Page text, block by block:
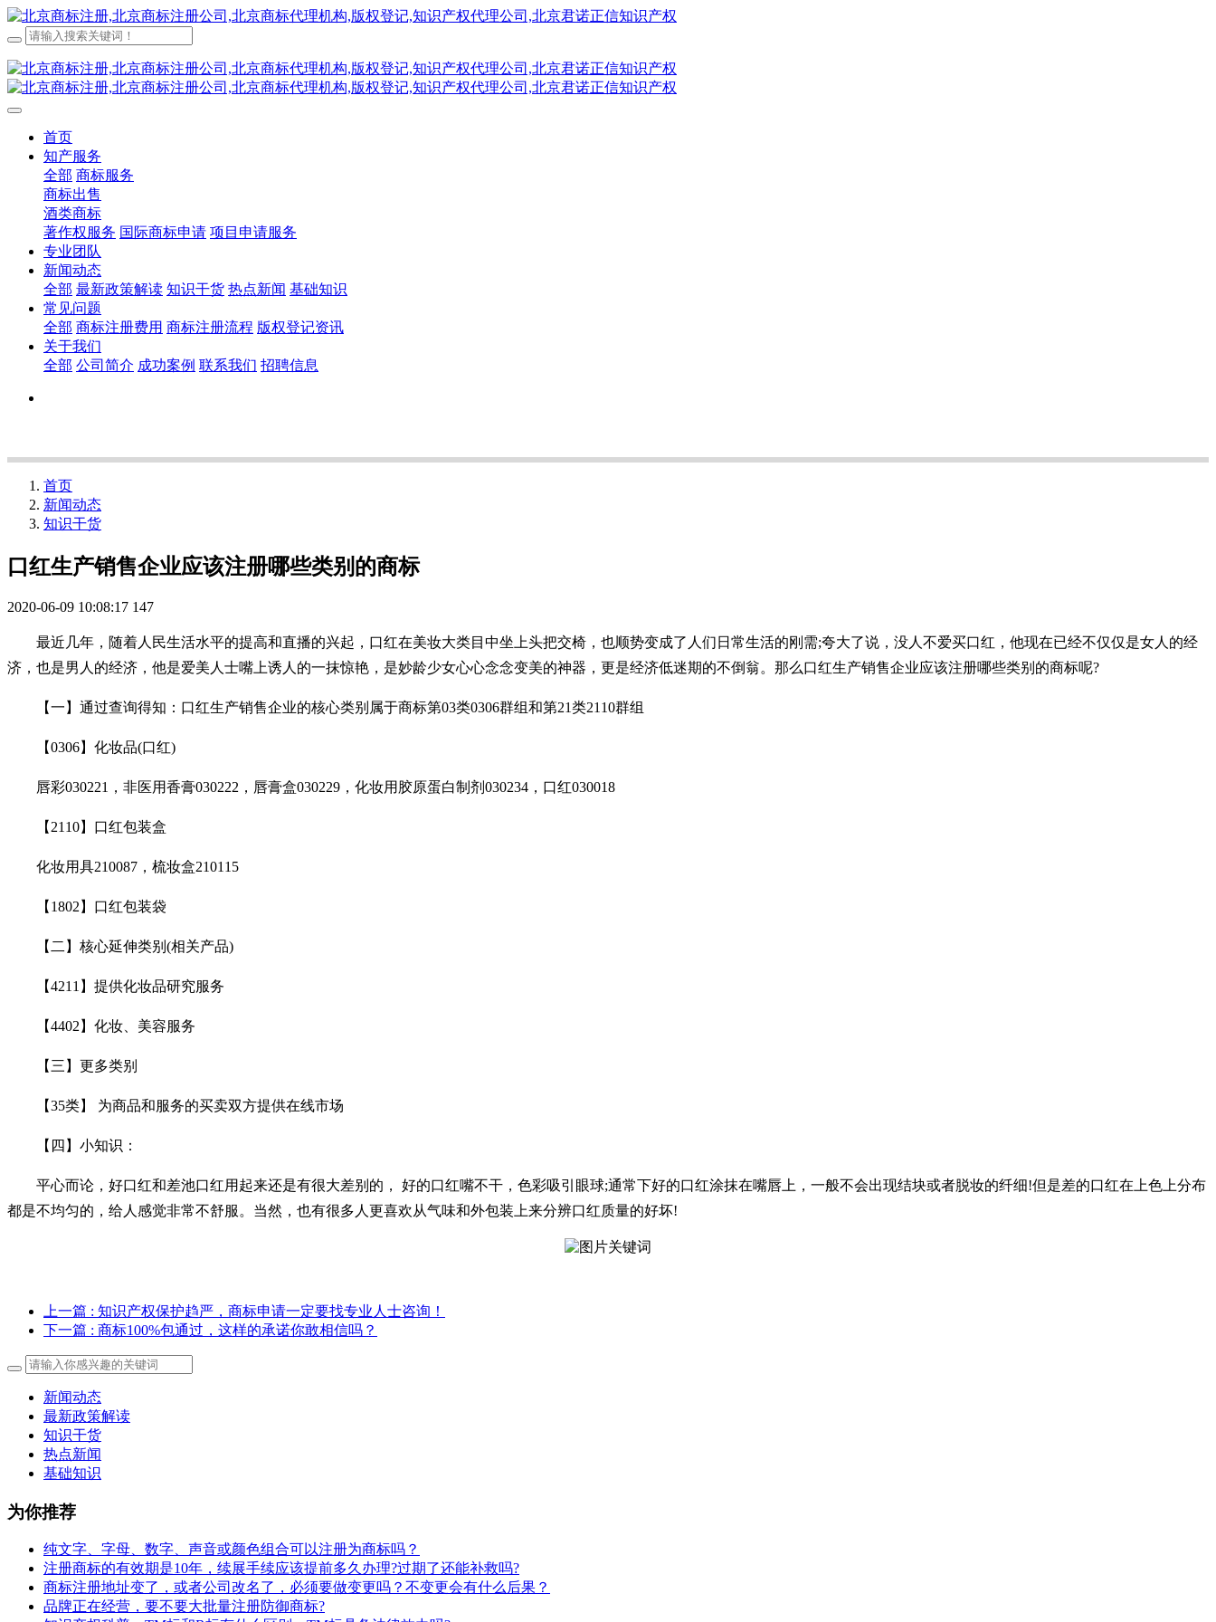
首页
知产服务
全部 商标服务
商标出售
酒类商标
著作权服务 国际商标申请 项目申请服务
专业团队
新闻动态
全部 最新政策解读 知识干货 热点新闻 基础知识
常见问题
全部 商标注册费用 商标注册流程 版权登记资讯
关于我们
全部 公司简介 成功案例 联系我们 招聘信息
首页
新闻动态
知识干货
口红生产销售企业应该注册哪些类别的商标
2020-06-09 10:08:17 147
最近几年，随着人民生活水平的提高和直播的兴起，口红在美妆大类目中坐上头把交椅，也顺势变成了人们日常生活的刚需;夸大了说，没人不爱买口红，他现在已经不仅仅是女人的经
济，也是男人的经济，他是爱美人士嘴上诱人的一抹惊艳，是妙龄少女心心念念变美的神器，更是经济低迷期的不倒翁。那么口红生产销售企业应该注册哪些类别的商标呢?
【一】通过查询得知：口红生产销售企业的核心类别属于商标第03类0306群组和第21类2110群组
【0306】化妆品(口红)
唇彩030221，非医用香膏030222，唇膏盒030229，化妆用胶原蛋白制剂030234，口红030018
【2110】口红包装盒
化妆用具210087，梳妆盒210115
【1802】口红包装袋
【二】核心延伸类别(相关产品)
【4211】提供化妆品研究服务
【4402】化妆、美容服务
【三】更多类别
【35类】 为商品和服务的买卖双方提供在线市场
【四】小知识：
平心而论，好口红和差池口红用起来还是有很大差别的， 好的口红嘴不干，色彩吸引眼球;通常下好的口红涂抹在嘴唇上，一般不会出现结块或者脱妆的纤细!但是差的口红在上色上分布
都是不均匀的，给人感觉非常不舒服。当然，也有很多人更喜欢从气味和外包装上来分辨口红质量的好坏!
上一篇 : 知识产权保护趋严，商标申请一定要找专业人士咨询！
下一篇 : 商标100%包通过，这样的承诺你敢相信吗？
新闻动态
最新政策解读
知识干货
热点新闻
基础知识
为你推荐
纯文字、字母、数字、声音或颜色组合可以注册为商标吗？
注册商标的有效期是10年，续展手续应该提前多久办理?过期了还能补救吗?
商标注册地址变了，或者公司改名了，必须要做变更吗？不变更会有什么后果？
​品牌正在经营，要不要大批量注册防御商标?